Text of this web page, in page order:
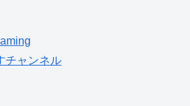
チャンネル